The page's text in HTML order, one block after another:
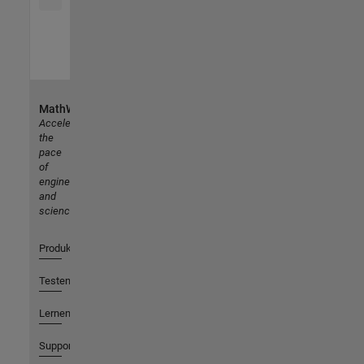
MathWorks
Accelerating
the
pace
of
engineering
and
science
Produkte
Testen oder Kaufen
Lernen
Support